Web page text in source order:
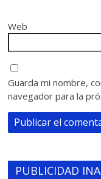
Web
Guarda mi nombre,
navegador para la
PUBLICIDAD